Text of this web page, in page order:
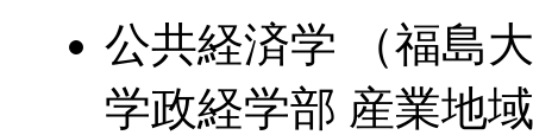
公共経済学 （福島
学政経学部 産業地